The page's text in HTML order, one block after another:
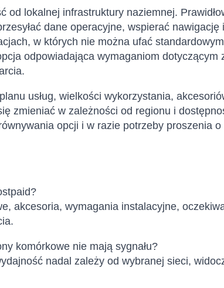
od lokalnej infrastruktury naziemnej.
dane operacyjne, wspierać nawigację
w których nie można ufać
odpowiadająca wymaganiom dotyczącym
usług, wielkości wykorzystania,
zmieniać w zależności od regionu i
opcji i w razie potrzeby proszenia o
akcesoria, wymagania instalacyjne,
komórkowe nie mają sygnału?
nadal zależy od wybranej sieci,